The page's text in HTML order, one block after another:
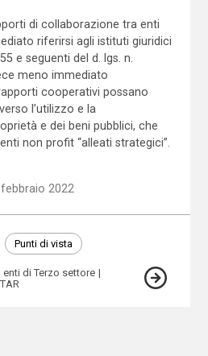
di collaborazione tra enti
riferirsi agli istituti giuridici
e seguenti del d. lgs. n.
meno immediato
cooperativi possano
l’utilizzo e la
e dei beni pubblici, che
non profit “alleati strategici”.
2022
Punti di vista
enti di Terzo settore
TAR